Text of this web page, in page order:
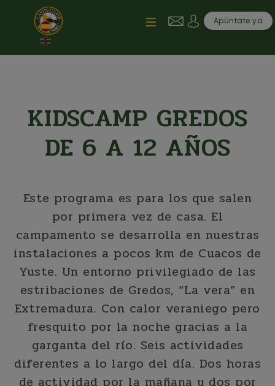
Pasar al contenido principal
User account
Apúntate ya
KIDSCAMP GREDOS
DE 6 A 12 AÑOS
Este programa es para los que salen
por primera vez de casa. El
campamento se desarrolla en nuestras
instalaciones a pocos km de Cuacos de
Yuste. Un entorno privilegiado de las
estribaciones de Gredos, “La vera” en
Extremadura. Con calor veraniego pero
fresquito por la noche gracias a la
garganta del río. Seis actividades
diferentes a lo largo del día. Dos horas
de actividad por la mañana y dos por